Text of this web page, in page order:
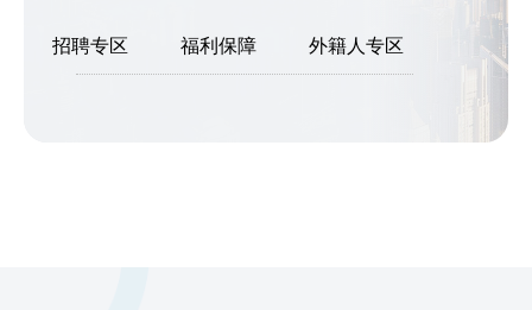
招聘专区 福利保障 外籍人专区